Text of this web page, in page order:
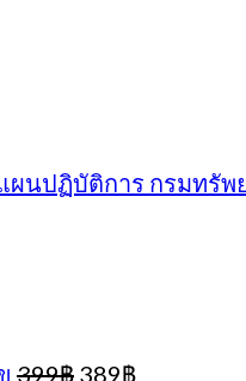
นปฏิบัติการ กรมทรัพ
399฿ Original
389฿Current